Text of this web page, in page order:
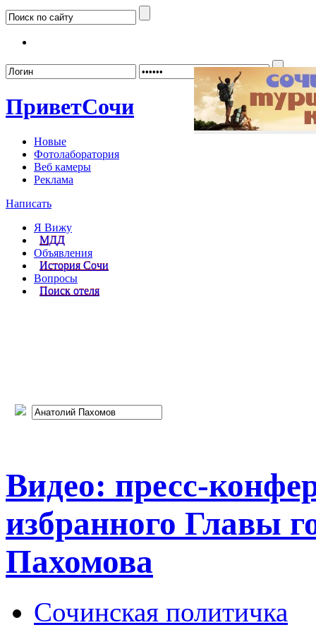
ПриветСочи
Новые
Фотолаборатория
Веб камеры
Реклама
Написать
Я Вижу
МДД
Объявления
История Сочи
Вопросы
Поиск отеля
Видео: пресс-
избранного Главы
Пахомова
Сочинская политичка